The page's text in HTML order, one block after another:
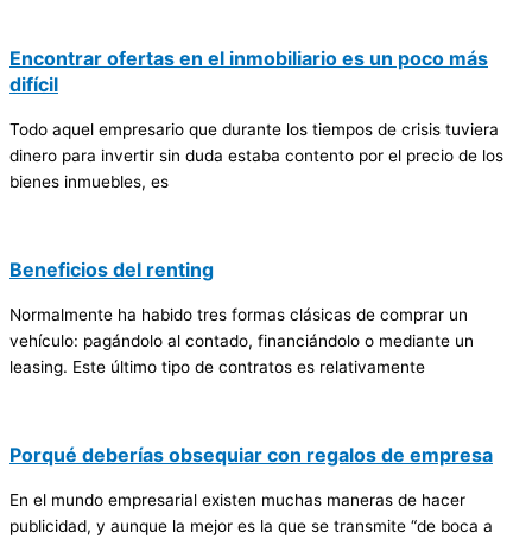
Encontrar ofertas en el inmobiliario es un poco más
difícil
Todo aquel empresario que durante los tiempos de crisis tuviera
dinero para invertir sin duda estaba contento por el precio de los
bienes inmuebles, es
Beneficios del renting
Normalmente ha habido tres formas clásicas de comprar un
vehículo: pagándolo al contado, financiándolo o mediante un
leasing. Este último tipo de contratos es relativamente
Porqué deberías obsequiar con regalos de empresa
En el mundo empresarial existen muchas maneras de hacer
publicidad, y aunque la mejor es la que se transmite “de boca a